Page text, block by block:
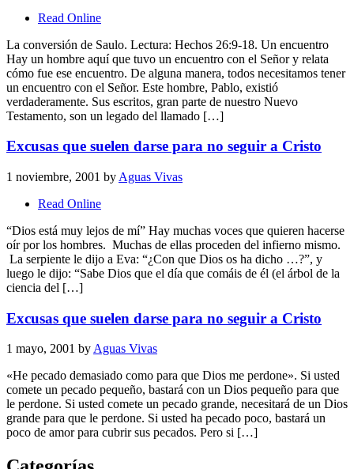
Read Online
La conversión de Saulo. Lectura: Hechos 26:9-18. Un encuentro
Hay un hombre aquí que tuvo un encuentro con el Señor y relata
cómo fue ese encuentro. De alguna manera, todos necesitamos tener
un encuentro con el Señor. Este hombre, Pablo, existió
verdaderamente. Sus escritos, gran parte de nuestro Nuevo
Testamento, son un legado del llamado […]
Excusas que suelen darse para no seguir a Cristo
1 noviembre, 2001 by Aguas Vivas
Read Online
“Dios está muy lejos de mí” Hay muchas voces que quieren hacerse
oír por los hombres. Muchas de ellas proceden del infierno mismo.
La serpiente le dijo a Eva: “¿Con que Dios os ha dicho …?”, y
luego le dijo: “Sabe Dios que el día que comáis de él (el árbol de la
ciencia del […]
Excusas que suelen darse para no seguir a Cristo
1 mayo, 2001 byAguas Vivas
«He pecado demasiado como para que Dios me perdone». Si usted
comete un pecado pequeño, bastará con un Dios pequeño para que
le perdone. Si usted comete un pecado grande, necesitará de un Dios
grande para que le perdone. Si usted ha pecado poco, bastará un
poco de amor para cubrir sus pecados. Pero si […]